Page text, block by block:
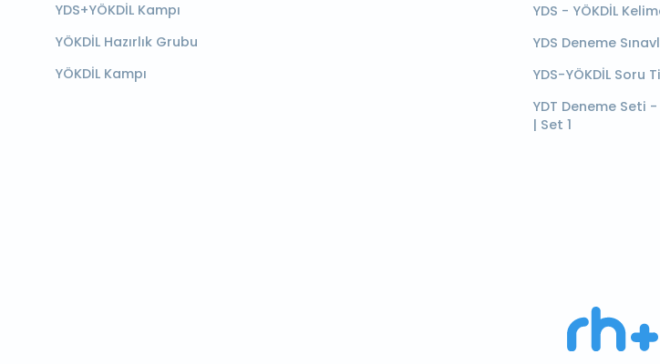
YDS+YÖKDİL Kampı
YÖKDİL Hazırlık Grubu
YÖKDİL Kampı
YDS - YÖKDİL
YDS Deneme
YDS-YÖKDİL Soru
YDT Deneme Seti -
| Set 1